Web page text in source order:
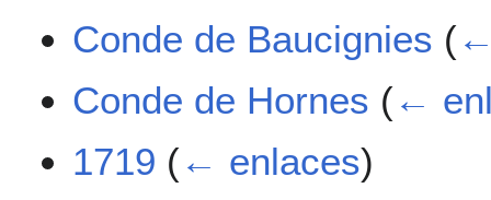
Conde de Baucignies (
Conde de Hornes (←
1719 (← enlaces)